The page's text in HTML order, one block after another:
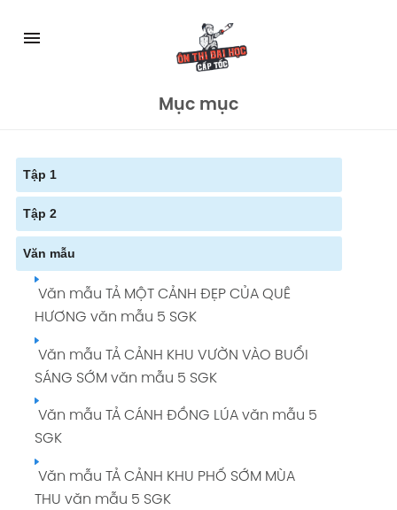
menu
Mục mục
Tập 1
Tuần 1: VIỆT NAM - TỔ QUỐC EM giải Tiếng
Việt 5 tập 1 Trang 5
Tuần 12: GIỮ LẤY MÀU XANH giải Tiếng Việt 5
tập 1 Trang 113
Tuần 2: VIỆT NAM - TỔ QUỐC EM giải Tiếng
Việt 5 tập 1 Trang 13
Soạn bài TẬP LÀM VĂN: LUYỆN TẬP TẢ CẢNH
giải Tiếng Việt 5 tập 1 Trang 34 SGK
Tuần 3: VIỆT NAM - TỔ QUỐC EM giải Tiếng
Việt 5 tập 1 Trang 25
Tập 2
Soạn bài TẬP LÀM VĂN: TẢ ĐỒ VẬT giải Tiếng
Việt 5 tập 2 Trang 75 SGK
Văn mẫu
Văn mẫu TẢ MỘT CẢNH ĐẸP CỦA QUÊ
HƯƠNG văn mẫu 5 SGK
Văn mẫu TẢ CẢNH KHU VƯỜN VÀO BUỔI
SÁNG SỚM văn mẫu 5 SGK
Văn mẫu TẢ CÁNH ĐỒNG LÚA văn mẫu 5
SGK
Văn mẫu TẢ CẢNH KHU PHỐ SỚM MÙA
THU văn mẫu 5 SGK